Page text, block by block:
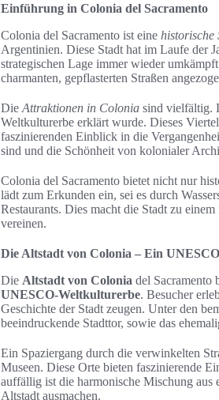
Einführung in Colonia del Sacramento
Colonia del Sacramento ist eine historische
Argentinien. Diese Stadt hat im Laufe der
strategischen Lage immer wieder
charmanten, gepflasterten Straßen
Die Attraktionen in Colonia sind vielfältig.
Weltkulturerbe erklärt wurde. Dieses
faszinierenden Einblick in die
sind und die Schönheit von kolonialer
Colonia del Sacramento bietet nicht nur
lädt zum Erkunden ein, sei es durch
Restaurants. Dies macht die Stadt zu
vereinen.
Die Altstadt von Colonia – Ein
Die Altstadt von Colonia del Sacramento
UNESCO-Weltkulturerbe. Besucher
Geschichte der Stadt zeugen. Unter den
beeindruckende Stadttor, sowie das
Ein Spaziergang durch die verwinkelten
Museen. Diese Orte bieten faszinierende
auffällig ist die harmonische Mischung aus
Altstadt ausmachen.